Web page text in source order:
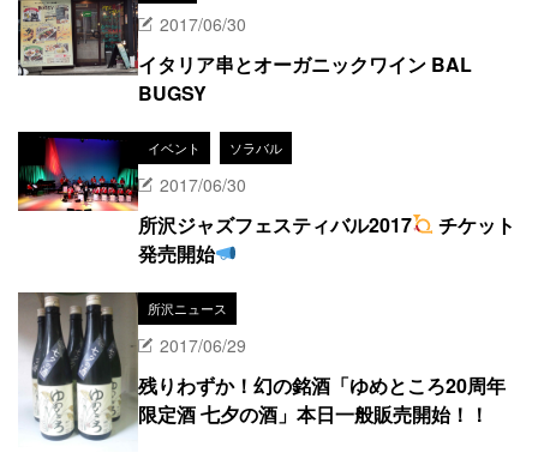
2017/06/30
イタリア串とオーガニックワイン BAL
BUGSY
イベント ソラバル
2017/06/30
所沢ジャズフェスティバル2017
チケット
発売開始
所沢ニュース
2017/06/29
残りわずか！幻の銘酒「ゆめところ20周年
限定酒 七夕の酒」本日一般販売開始！！